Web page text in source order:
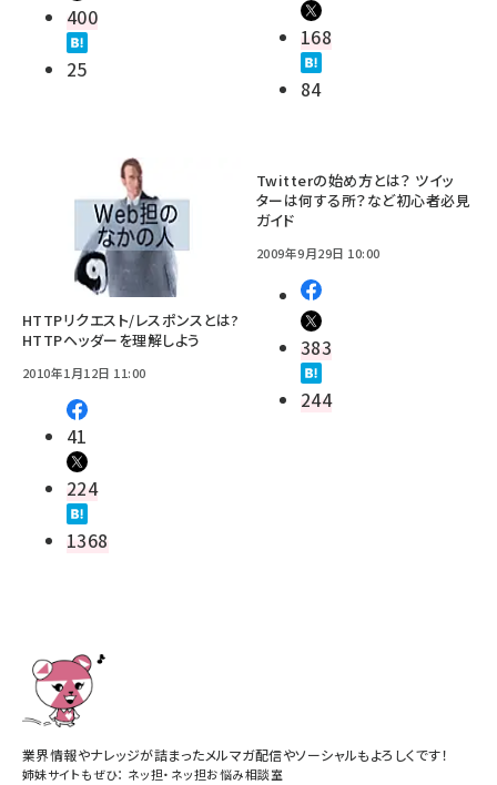
400
25
168
84
HTTPリクエスト/レスポンスとは?
HTTPヘッダーを理解しよう
2010年1月12日 11:00
41
224
1368
Twitterの始め方とは？ ツイッ
ターは何する所？など初心者必見
ガイド
2009年9月29日 10:00
383
244
業界情報やナレッジが詰まったメルマガ配信やソーシャルもよろしくです！
姉妹サイトもぜひ： ネッ担・ ネッ担お悩み相談室